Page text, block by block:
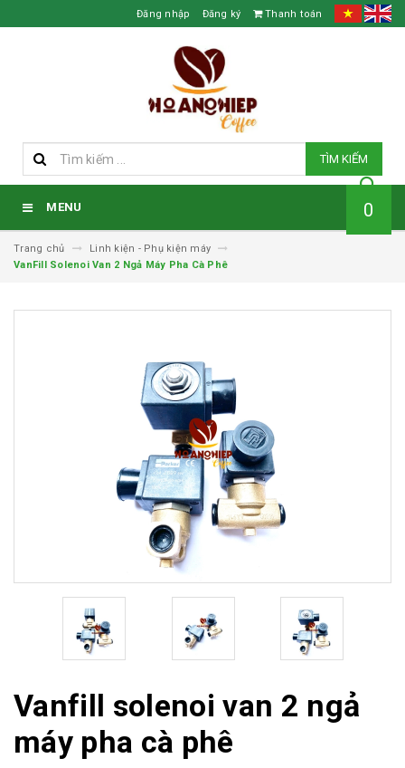
Đăng nhập Đăng ký Thanh toán
TÌM KIẾM
MENU 0
Trang chủ
Linh kiện - Phụ kiện máy
VanFill Solenoi Van 2 Ngả Máy Pha Cà Phê
Vanfill solenoi van 2 ngả
máy pha cà phê